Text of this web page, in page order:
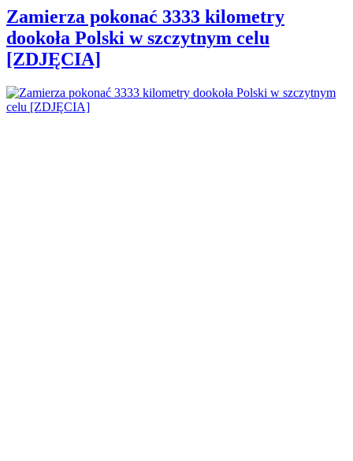
Zamierza pokonać 3333 kilometry
dookoła Polski w szczytnym celu
[ZDJĘCIA]